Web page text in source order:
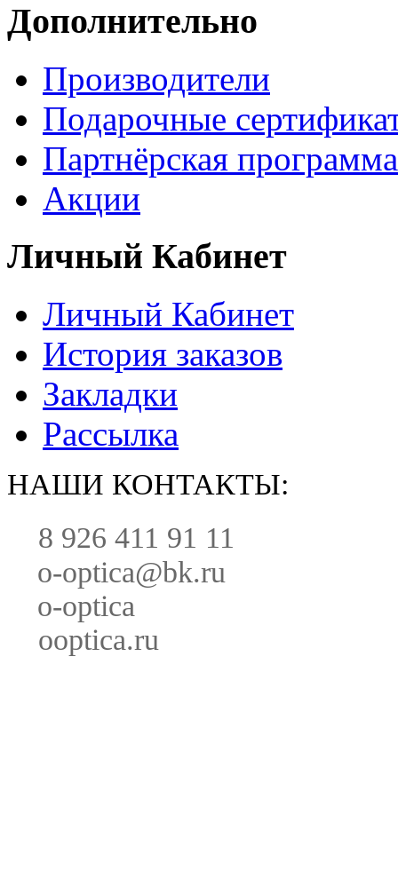
Дополнительно
Производители
Подарочные
Партнёрская программа
Акции
Личный Кабинет
Личный Кабинет
История заказов
Закладки
Рассылка
НАШИ КОНТАКТЫ:
8 926 411 91 11
o-optica@bk.ru
o-optica
ooptica.ru